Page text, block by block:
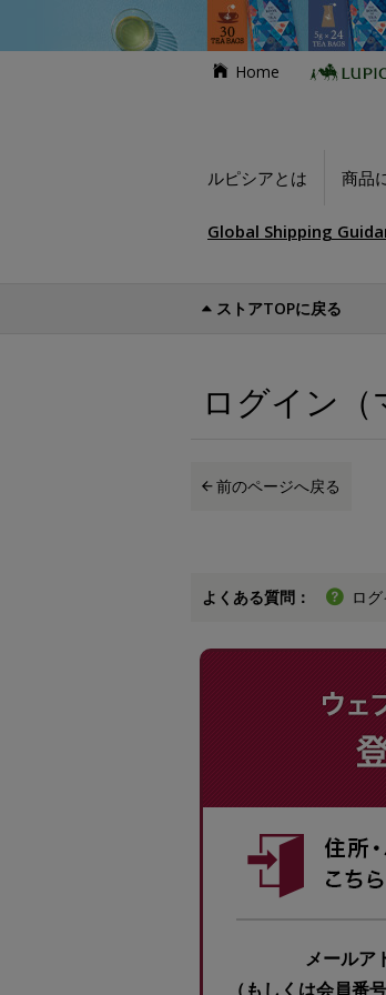
Home
ルピシアとは 商品
Global Shipping
ストアTOPに戻る
ログイン（
前のページへ戻る
よくある質問： ロ
メールア
（もしくは会員番号